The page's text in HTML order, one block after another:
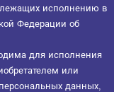
исполнению в
Федерации об
для исполнения
или
данных,